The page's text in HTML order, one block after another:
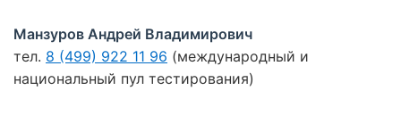
Манзуров Андрей Владимирович
тел. 8 (499) 922 11 96 (международный и
национальный пул тестирования)